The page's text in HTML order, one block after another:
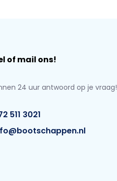
of mail ons!
24 uur antwoord op je vraag!
511 3021